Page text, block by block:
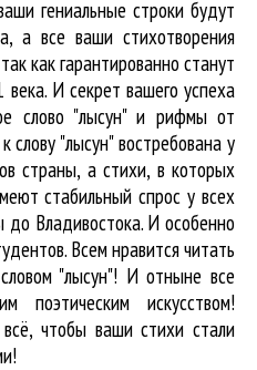
гениальные строки будут
а все ваши стихотворения
как гарантированно станут
века. И секрет вашего успеха
слово "лысун" и рифмы от
"лысун" востребована у
страны, а стихи, в которых
стабильный спрос у всех
Владивостока. И особенно
Всем нравится читать
"лысун"! И отныне все
поэтическим искусством!
чтобы ваши стихи стали